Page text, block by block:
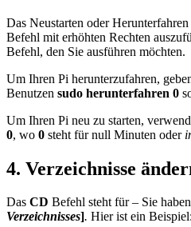
Das Neustarten oder
Befehl mit erhöhten Rechten
Befehl, den Sie ausführen möchten.
Um Ihren Pi herunterzufahren,
Benutzen sudo herunterfahren 0
Um Ihren Pi neu zu starten,
0, wo 0 steht für null Minuten oder
4. Verzeichnisse
Das CD Befehl steht für – Sie
Verzeichnisses]. Hier ist ein Beispiel: